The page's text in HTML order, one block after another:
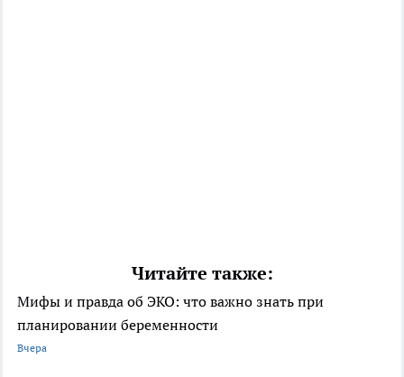
Читайте также:
Мифы и правда об ЭКО: что важно знать при
планировании беременности
Вчера